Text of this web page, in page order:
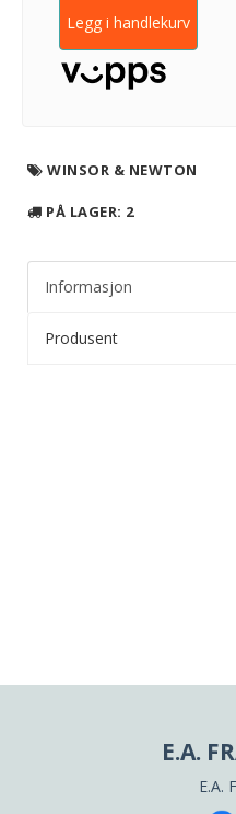
Legg i handlekurv
WINSOR & NEWTON
PÅ LAGER: 2
Informasjon
Produsent
E.A.
E.A.